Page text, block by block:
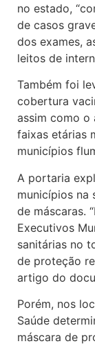
no estado,
de casos
dos exames,
leitos de
Também foi
cobertura
assim como o
faixas etárias
municípios
A portaria
municípios na
de máscaras.
Executivos
sanitárias no
de proteção
artigo do
Porém, nos
Saúde
máscara de